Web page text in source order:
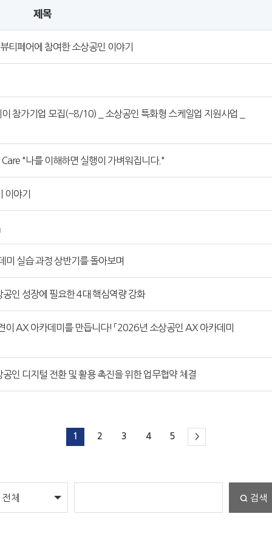
제목
티페어에 참여한 소상공인 이야기
참가기업 모집(~8/10) _ 소상공인 특화형 스케일업 지원사업 _
"나를 이해하면 실행이 가벼워집니다."
이야기
실습 과정 상반기를 돌아보며
인 성장에 필요한 4대 핵심역량 강화
AX 아카데미를 만듭니다! 「2026년 소상공인 AX 아카데미
인 디지털 전환 및 활용 촉진을 위한 업무협약 체결
1 2 3 4 5 >
검색